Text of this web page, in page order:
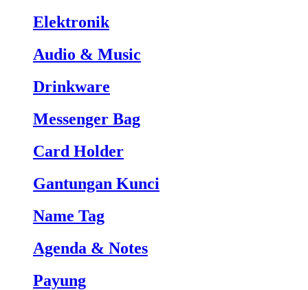
Elektronik
Audio & Music
Drinkware
Messenger Bag
Card Holder
Gantungan Kunci
Name Tag
Agenda & Notes
Payung